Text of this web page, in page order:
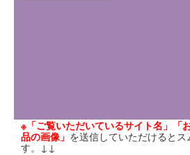
※「ご覧いただいているサイト名」「
品の画像」 を送信していただけると
す。↓↓